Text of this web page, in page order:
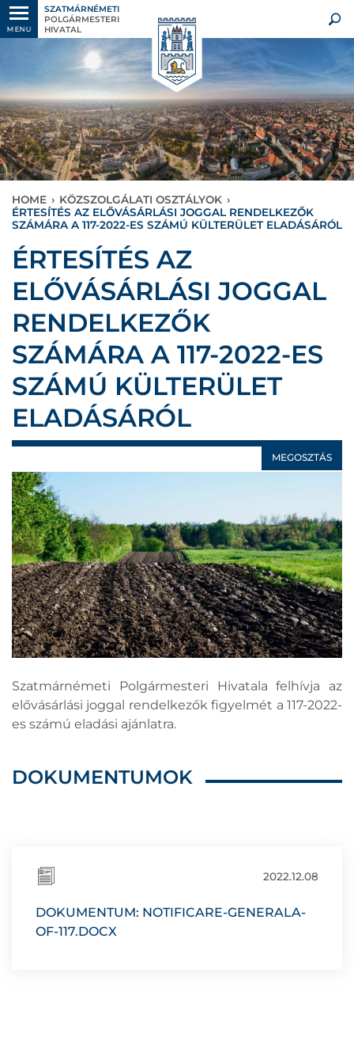
MENU
SZATMÁRNÉMETI
POLGÁRMESTERI
HIVATAL
HOME › KÖZSZOLGÁLATI OSZTÁLYOK ›
ÉRTESÍTÉS AZ ELŐVÁSÁRLÁSI JOGGAL RENDELKEZŐK
SZÁMÁRA A 117-2022-ES SZÁMÚ KÜLTERÜLET ELADÁSÁRÓL
ÉRTESÍTÉS AZ
ELŐVÁSÁRLÁSI JOGGAL
RENDELKEZŐK
SZÁMÁRA A 117-2022-ES
SZÁMÚ KÜLTERÜLET
ELADÁSÁRÓL
MEGOSZTÁS
Szatmárnémeti Polgármesteri Hivatala felhívja az
elővásárlási joggal rendelkezők figyelmét a 117-2022-
es számú eladási ajánlatra.
DOKUMENTUMOK
2022.12.08
DOKUMENTUM: NOTIFICARE-GENERALA-
OF-117.DOCX